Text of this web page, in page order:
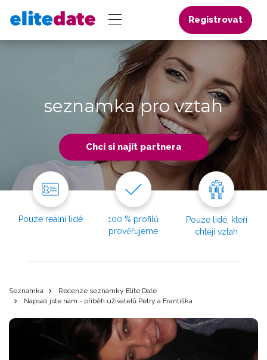
Registrovat
seznamka pro vztah
Chci si najít partnera
Pouze reální lidé
100 % profilů
prověřujeme
Pouze lidé, kteří
chtějí vztah
Seznamka
Recenze seznamky Elite Date
Napsali jste nám - příběh uživatelů Petry a Františka